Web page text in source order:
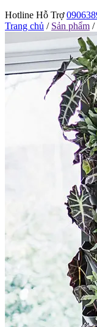
Hotline Hỗ Trợ
Trang chủ / Sản phẩm /